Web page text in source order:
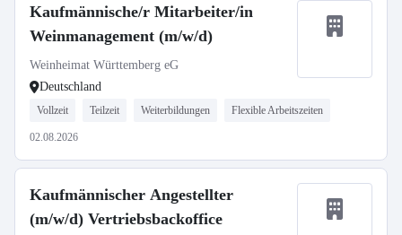
Kaufmännische/r Mitarbeiter/in
Weinmanagement (m/w/d)
Weinheimat Württemberg eG
Deutschland
Vollzeit Teilzeit Weiterbildungen Flexible Arbeitszeiten
02.08.2026
Kaufmännischer Angestellter
(m/w/d) Vertriebsbackoffice